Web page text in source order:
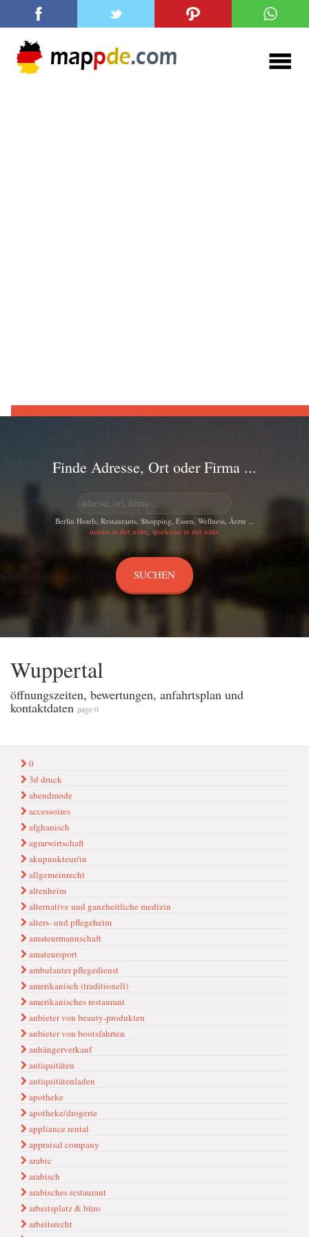
Finde Adresse, Ort oder Firma ...
Berlin Hotels, Restaurants, Shopping, Essen, Wellness, Ärzte ...
imbiss in der nähe, sparkasse in der nähe
Wuppertal
öffnungszeiten, bewertungen, anfahrtsplan und
kontaktdaten page 0
0
3d druck
abendmode
accessoires
afghanisch
agrarwirtschaft
akupunkteur/in
allgemeinrecht
altenheim
alternative und ganzheitliche medizin
alters- und pflegeheim
amateurmannschaft
amateursport
ambulanter pflegedienst
amerikanisch (traditionell)
amerikanisches restaurant
anbieter von beauty-produkten
anbieter von bootsfahrten
anhängerverkauf
antiquitäten
antiquitätenladen
apotheke
apotheke/drogerie
appliance rental
appraisal company
arabic
arabisch
arabisches restaurant
arbeitsplatz & büro
arbeitsrecht